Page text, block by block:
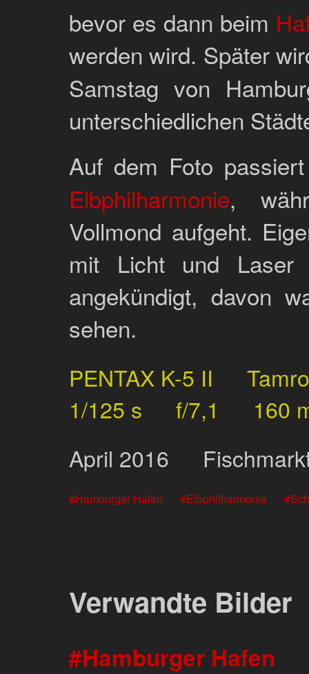
bevor es dann beim
werden wird. Später
Samstag von
unterschiedlichen
Auf dem Foto
Elbphilharmonie,
Vollmond aufgeht.
mit Licht und
angekündigt, davon
sehen.
PENTAX K-5 II
1/125 s
f/7,1
160
April 2016
Hamburger Hafen Elbphilharmonie
Verwandte Bilder
Hamburger Hafen